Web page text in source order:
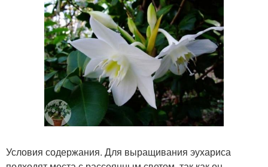
Условия содержания. Для выращивания эухариса